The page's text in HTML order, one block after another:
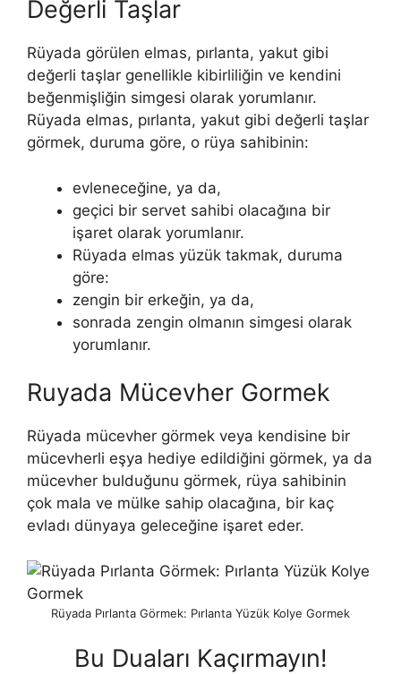
Değerli Taşlar
Rüyada görülen elmas, pırlanta, yakut gibi
değerli taşlar ge­nellikle kibirliliğin ve kendini
beğenmişliğin simgesi olarak yorumlanır.
Rüyada elmas, pırlanta, yakut gibi değerli taşlar
görmek, duruma göre, o rüya sahibinin:
evleneceğine, ya da,
geçici bir servet sahibi olacağına bir
işaret olarak yorumla­nır.
Rüyada elmas yüzük takmak, duruma
göre:
zengin bir erkeğin, ya da,
sonrada zengin olmanın simgesi olarak
yorumlanır.
Ruyada Mücevher Gormek
Rüyada mücevher görmek veya kendisine bir
mücevherli eşya hediye edildiğini görmek, ya da
mücevher bulduğunu görmek, rüya sahibinin
çok mala ve mülke sahip olacağına, bir kaç
evladı dünyaya geleceğine işaret eder.
Rüyada Pırlanta Görmek: Pırlanta Yüzük Kolye Gormek
Bu Duaları Kaçırmayın!